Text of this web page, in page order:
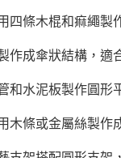
四條木棍和痲繩製
作成傘狀結構，適
和水泥板製作圓形
木條或金屬絲製作